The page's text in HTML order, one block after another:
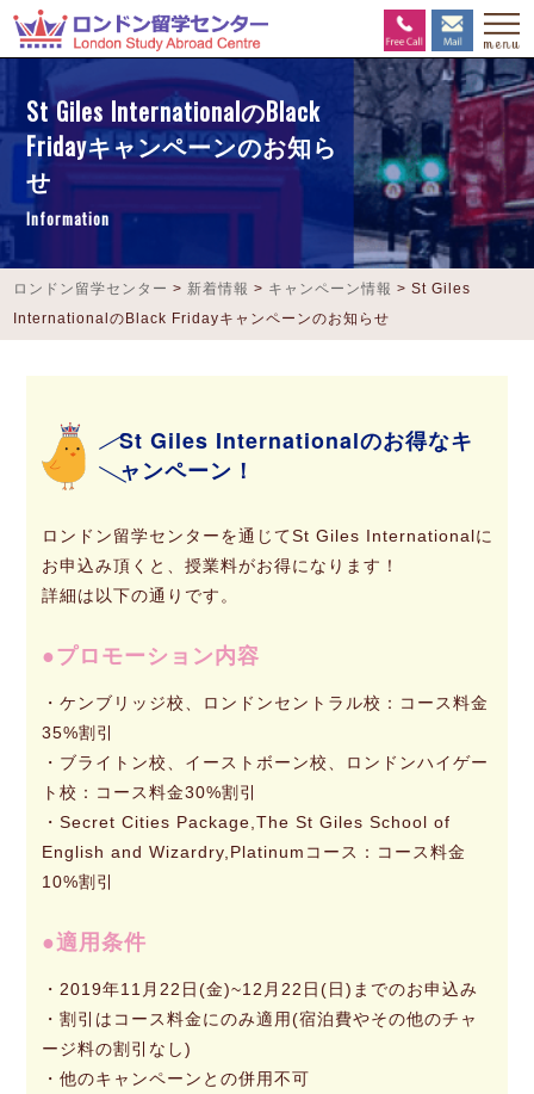
St Giles InternationalのBlack
Fridayキャンペーンのお知ら
せ
Information
ロンドン留学センター > 新着情報 > キャンペーン情報 >St Giles
InternationalのBlack Fridayキャンペーンのお知らせ
St Giles Internationalのお得なキ
ャンペーン！
ロンドン留学センターを通じてSt Giles Internationalに
お申込み頂くと、授業料がお得になります！
詳細は以下の通りです。
プロモーション内容
・ケンブリッジ校、ロンドンセントラル校：コース料金
35%割引
・ブライトン校、イーストボーン校、ロンドンハイゲー
ト校：コース料金30%割引
・Secret Cities Package,The St Giles School of
English and Wizardry,Platinumコース：コース料金
10%割引
適用条件
・2019年11月22日(金)~12月22日(日)までのお申込み
・割引はコース料金にのみ適用(宿泊費やその他のチャ
ージ料の割引なし)
・他のキャンペーンとの併用不可